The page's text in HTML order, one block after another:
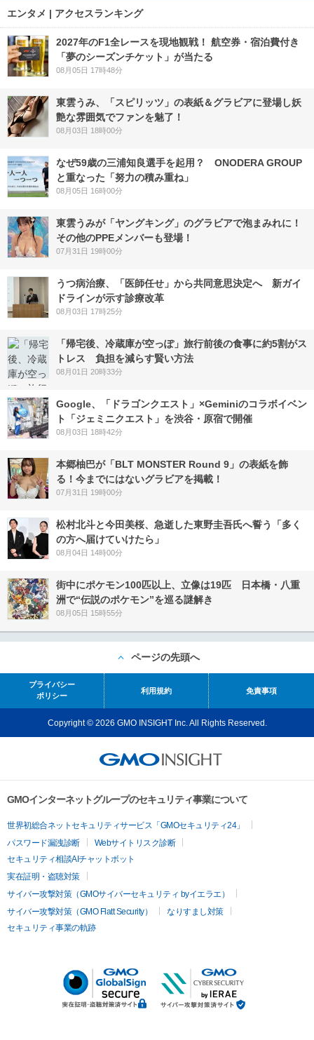
エンタメ | アクセスランキング
2027年のF1全レースを現地観戦！ 航空券・宿泊費付き
「夢のシーズンチケット」が当たる
08月05日 17時48分
東雲うみ、「スピリッツ」の表紙＆グラビアに登場し妖
艶な雰囲気でファンを魅了！
08月03日 18時00分
なぜ59歳の三浦知良選手を起用？ ONODERA GROUP
と重なった「努力の積み重ね」
08月05日 16時00分
東雲うみが「ヤングキング」のグラビアで泡まみれに！
その他のPPEメンバーも登場！
07月31日 19時00分
うつ病治療、「医師任せ」から共同意思決定へ 新ガイ
ドラインが示す診療改革
08月03日 17時25分
「帰宅後、冷蔵庫が空っぽ」旅行前後の食事に約5割がス
トレス 負担を減らす賢い方法
08月01日 20時33分
Google、「ドラゴンクエスト」×Geminiのコラボイベン
ト「ジェミニクエスト」を渋谷・原宿で開催
08月03日 18時42分
本郷柚巴が「BLT MONSTER Round 9」の表紙を飾
る！今までにはないグラビアを掲載！
07月31日 19時00分
松村北斗と今田美桜、急逝した東野圭吾氏へ誓う「多く
の方へ届けていけたら」
08月04日 14時00分
街中にポケモン100匹以上、立像は19匹 日本橋・八重
洲で“伝説のポケモン”を巡る謎解き
08月05日 15時55分
ページの先頭へ
プライバシー
ポリシー
利用規約 免責事項
Copyright © 2026 GMO INSIGHT Inc. All Rights Reserved.
GMOインターネットグループのセキュリティ事業について
世界初総合ネットセキュリティサービス「GMOセキュリティ24」
パスワード漏洩診断
Webサイトリスク診断
セキュリティ相談AIチャットボット
実在証明・盗聴対策
サイバー攻撃対策（GMOサイバーセキュリティ byイエラエ）
サイバー攻撃対策（GMO Flatt Security）
なりすまし対策
セキュリティ事業の軌跡